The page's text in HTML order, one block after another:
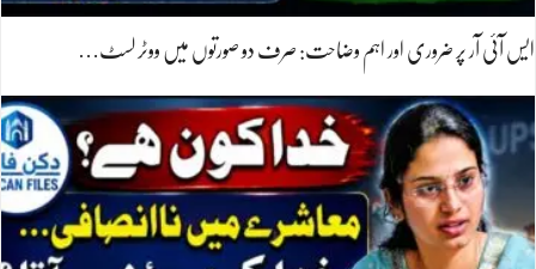
ایس آئی آر پر ضروری اور اہم وضاحت: صرف دو صورتوں میں ووٹر لسٹ…